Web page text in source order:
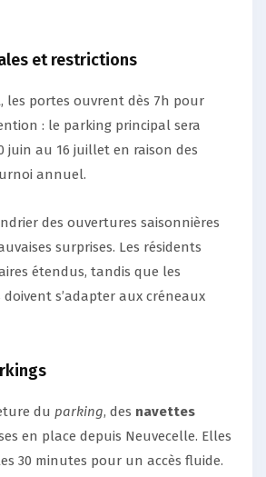
et restrictions
les portes ouvrent dès 7h pour
: le parking principal sera
juin au 16 juillet en raison des
annuel.
des ouvertures saisonnières
surprises. Les résidents
étendus, tandis que les
s’adapter aux créneaux
du parking, des navettes
en place depuis Neuvecelle. Elles
30 minutes pour un accès fluide.